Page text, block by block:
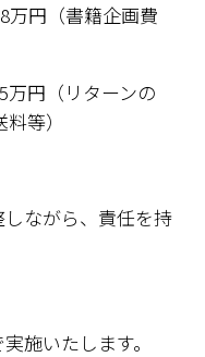
円（書籍企画費
円（リターンの
料等）
ながら、責任を持
施いたします。